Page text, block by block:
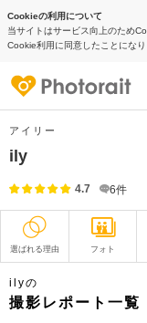
Cookieの利用について
当サイトはサービス向上のため
Cookie利用に同意したことになり
アイリー
ily
4.7 6件
選ばれる理由 フォト
ilyの
撮影レポート一覧